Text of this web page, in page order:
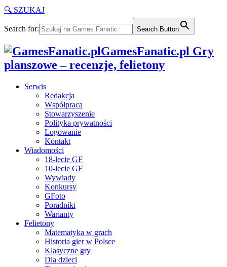
🔍 SZUKAJ
Search for: Search Button
GamesFanatic.pl Gry
planszowe – recenzje, felietony
Serwis
Redakcja
Współpraca
Stowarzyszenie
Polityka prywatności
Logowanie
Kontakt
Wiadomości
18-lecie GF
10-lecie GF
Wywiady
Konkursy
GFoto
Poradniki
Warianty
Felietony
Matematyka w grach
Historia gier w Polsce
Klasyczne gry
Dla dzieci